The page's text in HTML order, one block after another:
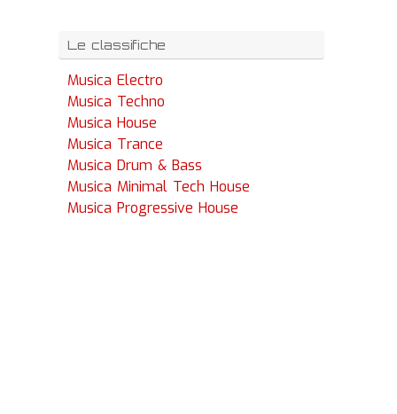
Le classifiche
Musica Electro
Musica Techno
Musica House
Musica Trance
Musica Drum & Bass
Musica Minimal Tech House
Musica Progressive House